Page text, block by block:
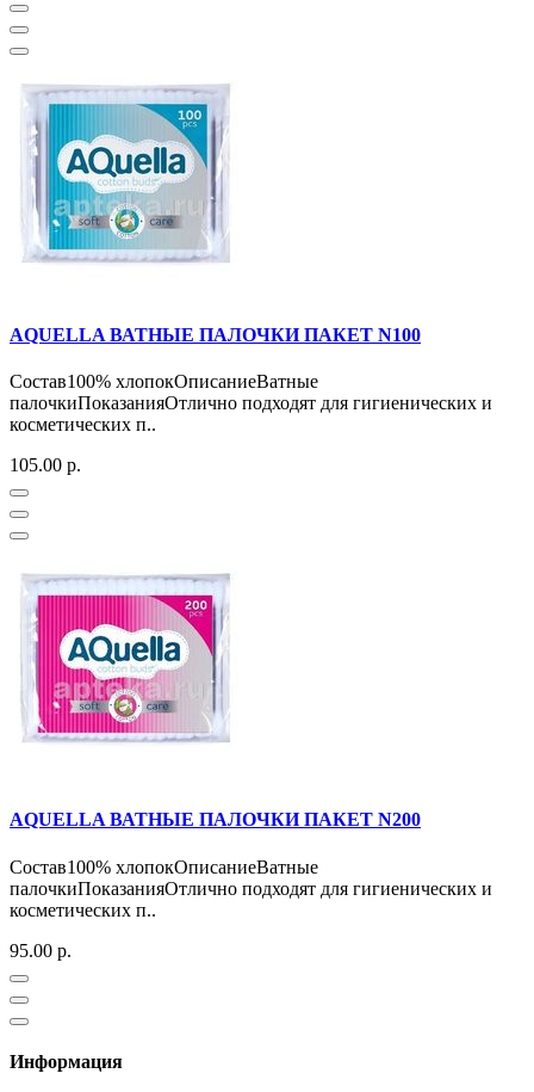
AQUELLA ВАТНЫЕ ПАЛОЧКИ ПАКЕТ N100
Состав100% хлопокОписаниеВатные
палочкиПоказанияОтлично подходят для гигиенических и
косметических п..
105.00 р.
AQUELLA ВАТНЫЕ ПАЛОЧКИ ПАКЕТ N200
Состав100% хлопокОписаниеВатные
палочкиПоказанияОтлично подходят для гигиенических и
косметических п..
95.00 р.
Информация